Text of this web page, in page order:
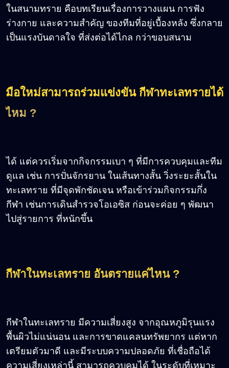
ในสนามทราย คือบทเรียนเรื่องการวางแผน การฟัง
ร่างกาย และความสำคัญ ของทีมที่อยู่เบื้องหลัง ซึ่งกลาย
เป็นแรงบันดาลใจ ที่ส่งต่อได้ไกล กว่าขอบสนาม
มือใหม่สามารถร่วมแข่งขัน กีฬาทะเลทรายได้
ไหม ?
ได้ แต่ควรเริ่มจากกิจกรรมเบา ๆ ที่มีการควบคุมและทีม
ดูแล เช่น การปั่นจักรยาน ในเส้นทางสั้น วิ่งระยะสั้นใน
ทะเลทราย ที่มีจุดพักชัดเจน หรือเข้าร่วมกิจกรรมกึ่ง
กีฬา เช่นการเดินสำรวจโอเอซิส ก่อนจะค่อย ๆ พัฒนา
ไปสู่รายการ ที่หนักขึ้น
กีฬาในทะเลทราย อันตรายแค่ไหน ?
กีฬาในทะเลทราย มีความเสี่ยงสูง จากอุณหภูมิรุนแรง
พื้นผิวไม่แน่นอน และการขาดแคลนทรัพยากร แต่หาก
เตรียมตัวมาดี และมีระบบความปลอดภัย ที่เชื่อถือได้
ความเสี่ยงเหล่านี้ สามารถควบคุมได้ ในระดับที่เหมาะ